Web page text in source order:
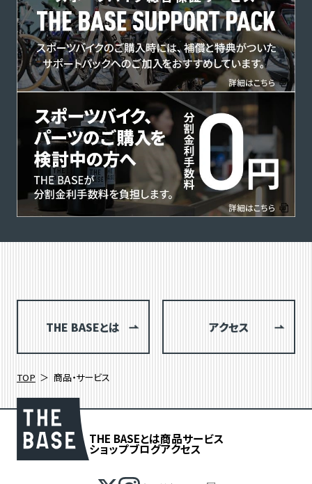
THE BASEとは アクセス
TOP 商品・サービス
THE BASEとは商品サービス
ショップブログアクセス